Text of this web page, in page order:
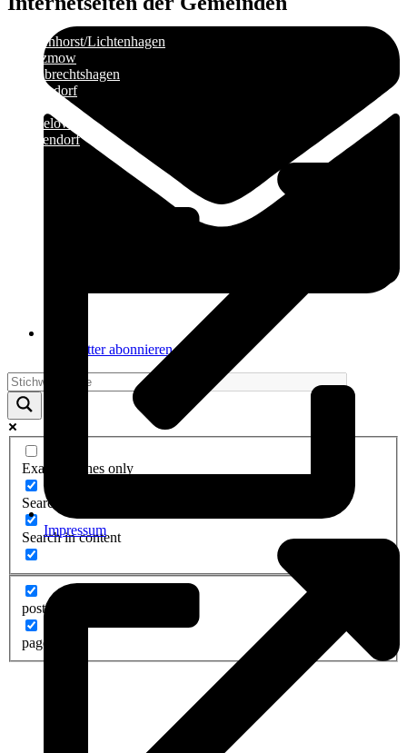
Newsletter abonnieren
Exact matches only
Search in title
Search in content
post
page
Elmenhorst/Lichtenhagen
Kritzmow
Lambrechtshagen
Papendorf
Stäbelow
Ziesendorf
Impressum